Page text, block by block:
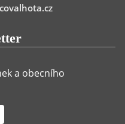
a obecního